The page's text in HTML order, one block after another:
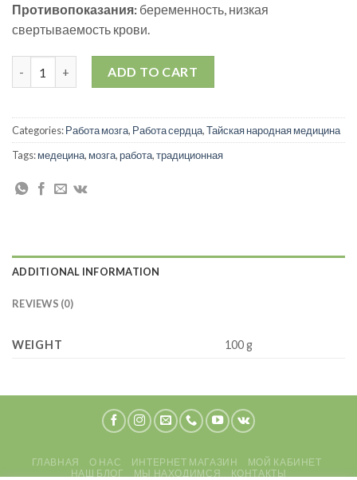
Противопоказания: беременность, низкая
свертываемость крови.
ADD TO CART
Categories:Работа мозга, Работа сердца,Тайская народная медицина
Tags:медецина, мозга,работа,традиционная
ADDITIONAL INFORMATION
REVIEWS (0)
WEIGHT 100 g
ГЛАВНАЯ О НАС ИНТЕРНЕТ МАГАЗИН
МОЙ КАБИНЕТ
НАШ БЛОГ
МЫ НАХОДИМСЯ
КОНТАКТЫ